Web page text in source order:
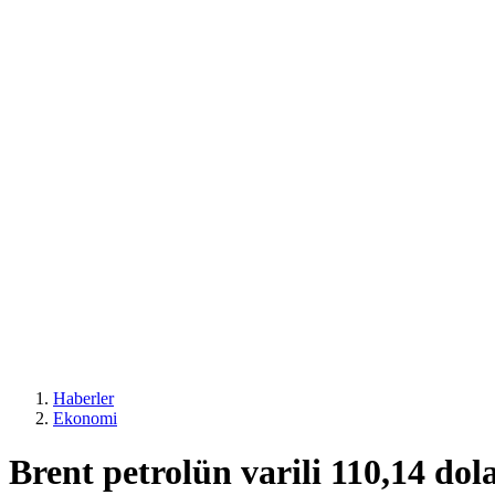
Haberler
Ekonomi
Brent petrolün varili 110,14